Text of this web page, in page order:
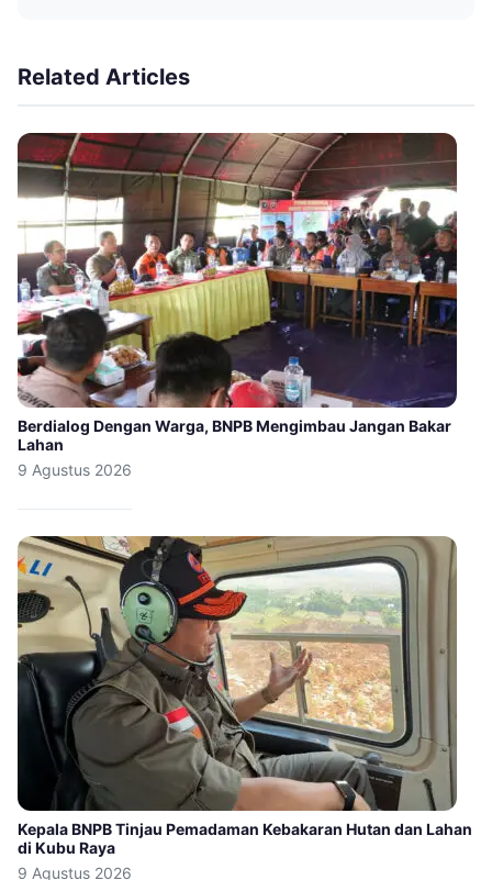
Related Articles
Berdialog Dengan Warga, BNPB Mengimbau Jangan Bakar
Lahan
9 Agustus 2026
Kepala BNPB Tinjau Pemadaman Kebakaran Hutan dan Lahan
di Kubu Raya
9 Agustus 2026